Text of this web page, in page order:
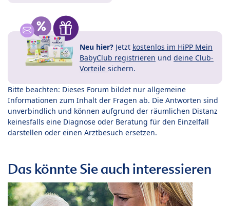
Neu hier? Jetzt kostenlos im HiPP Mein
BabyClub registrieren und deine Club-
Vorteile sichern.
Bitte beachten: Dieses Forum bildet nur allgemeine
Informationen zum Inhalt der Fragen ab. Die Antworten sind
unverbindlich und können aufgrund der räumlichen Distanz
keinesfalls eine Diagnose oder Beratung für den Einzelfall
darstellen oder einen Arztbesuch ersetzen.
Das könnte Sie auch interessieren